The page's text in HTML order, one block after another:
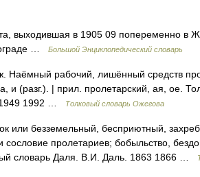
выходившая в 1905 09 попеременно в
…
Большой Энциклопедический словарь
рабочий, лишённый средств
и (разг.). | прил. пролетарский, ая, ое.
1992 …
Толковый словарь Ожегова
или безземельный, бесприютный,
пролетариев; бобыльство,
словарь Даля. В.И. Даль. 1863 1866 …